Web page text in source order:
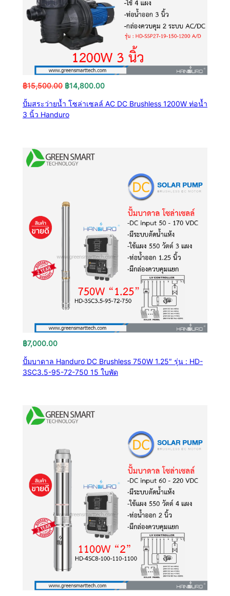
฿15,500.00 Original
was:
฿15,500.00.
฿14,800.00Current
is:
ปั้มสระว่ายน้ำ โซล่าเซลล์ AC DC Brushless 1200W ท่อน้ำ
3 นิ้ว Handuro
฿7,000.00
ปั้มบาดาล Handuro DC Brushless 750W 1.25″ รุ่น : HD-
3SC3.5-95-72-750 15 ใบพัด